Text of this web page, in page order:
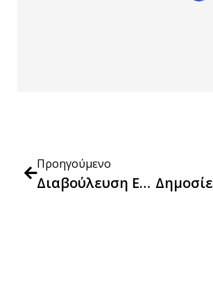
Προηγούμενο
Διαβούλευση Επί Των Κανόνων ΔΙ.Ε.Π.Π.Υ. (Διακίνησης Και Εμπορίας Προϊόντων Και Παροχής Υπηρεσιών) – Αναθεώρηση Διατάξεων Κεφ. 1 Έως 3.